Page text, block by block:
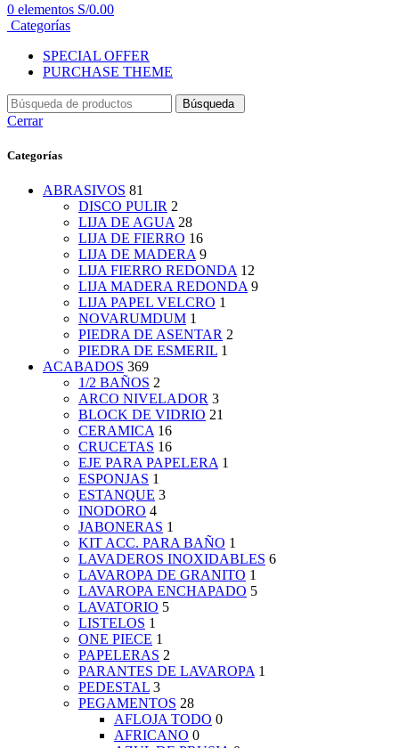
0 elementos S/0.00
Categorías
SPECIAL OFFER
PURCHASE THEME
Búsqueda
Cerrar
Categorías
ABRASIVOS 81
DISCO PULIR 2
LIJA DE AGUA 28
LIJA DE FIERRO 16
LIJA DE MADERA 9
LIJA FIERRO REDONDA 12
LIJA MADERA REDONDA 9
LIJA PAPEL VELCRO 1
NOVARUMDUM 1
PIEDRA DE ASENTAR 2
PIEDRA DE ESMERIL 1
ACABADOS 369
1/2 BAÑOS 2
ARCO NIVELADOR 3
BLOCK DE VIDRIO 21
CERAMICA 16
CRUCETAS 16
EJE PARA PAPELERA 1
ESPONJAS 1
ESTANQUE 3
INODORO 4
JABONERAS 1
KIT ACC. PARA BAÑO 1
LAVADEROS INOXIDABLES 6
LAVAROPA DE GRANITO 1
LAVAROPA ENCHAPADO 5
LAVATORIO 5
LISTELOS 1
ONE PIECE 1
PAPELERAS 2
PARANTES DE LAVAROPA 1
PEDESTAL 3
PEGAMENTOS 28
AFLOJA TODO 0
AFRICANO 0